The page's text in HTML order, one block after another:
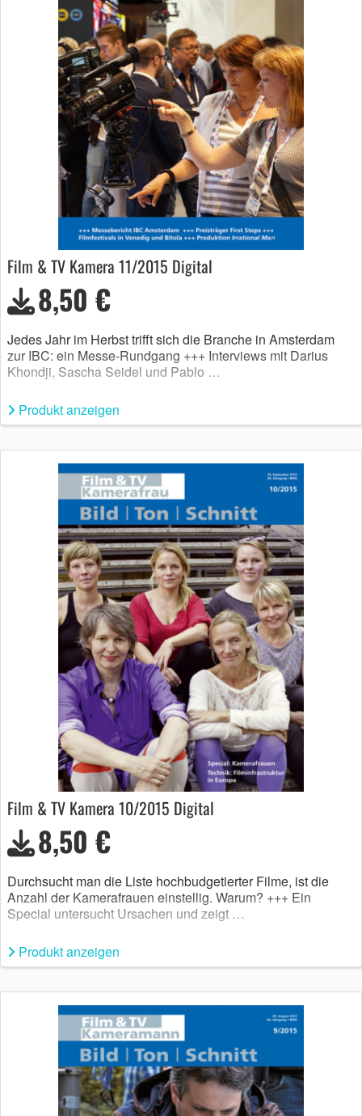
Film & TV Kamera 11/2015 Digital
8,50 €
Jedes Jahr im Herbst trifft sich die Branche in Amsterdam
zur IBC: ein Messe-Rundgang +++ Interviews mit Darius
Khondji, Sascha Seidel und Pablo …
Produkt anzeigen
Film & TV Kamera 10/2015 Digital
8,50 €
Durchsucht man die Liste hochbudgetierter Filme, ist die
Anzahl der Kamerafrauen einstellig. Warum? +++ Ein
Special untersucht Ursachen und zeigt …
Produkt anzeigen